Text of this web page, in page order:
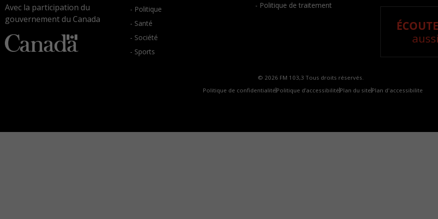
Avec la participation du
gouvernement du Canada
- Politique
- Santé
- Société
- Sports
- Politique de traitement
© 2026 FM 103,3 Tous droits réservés.
Politique de confidentialité Politique d’accessibilité Plan du site Plan d'accessibilite